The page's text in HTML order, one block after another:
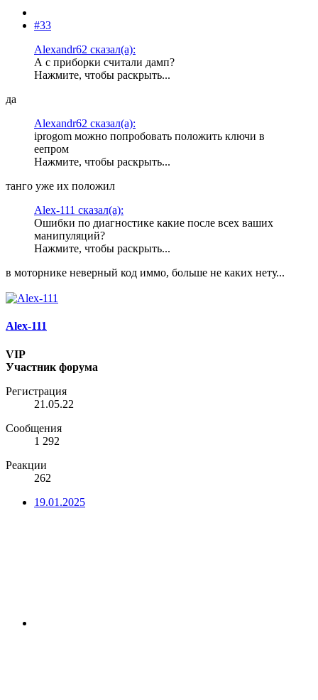
#33
Alexandr62 сказал(а):
А с приборки считали дамп?
Нажмите, чтобы раскрыть...
да
Alexandr62 сказал(а):
iprogom можно попробовать положить ключи в
еепром
Нажмите, чтобы раскрыть...
танго уже их положил
Alex-111 сказал(а):
Ошибки по диагностике какие после всех ваших
манипуляций?
Нажмите, чтобы раскрыть...
в моторнике неверный код иммо, больше не каких нету...
Alex-111
VIP
Участник форума
Регистрация
21.05.22
Сообщения
1 292
Реакции
262
19.01.2025